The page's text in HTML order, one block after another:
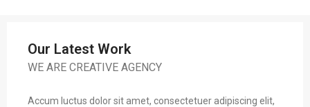
Our Latest Work
WE ARE CREATIVE AGENCY
Accum luctus dolor sit amet, consectetuer adipiscing elit,